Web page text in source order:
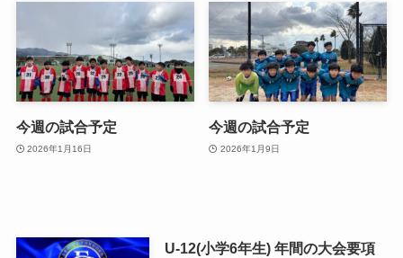
今週の試合予定
2026年1月16日
今週の試合予定
2026年1月9日
U-12(小学6年生) 年間の大会要項